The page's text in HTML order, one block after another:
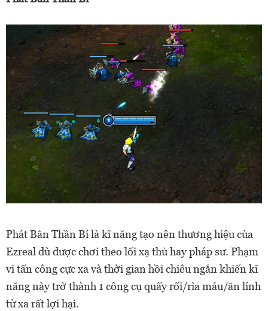
Phát Bắn Thần Bí là kĩ năng tạo nên thương hiệu của
Ezreal dù được chơi theo lối xạ thủ hay pháp sư. Phạm
vi tấn công cực xa và thời gian hồi chiêu ngắn khiến kĩ
năng này trở thành 1 công cụ quấy rối/rỉa máu/ăn lính
từ xa rất lợi hại.